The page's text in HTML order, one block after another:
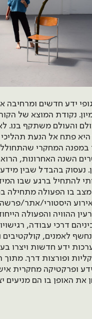
ידע חדשים
נקודת המוצא של
והעולם משתקף בנו.
פתח אל הנעת תהליכי
במפנה המחקרי
השנה האחרונות,
נעסוק בהבדל שבין
להתחיל ברגע שבו
מצב בו הפעולה מתחילה
אירוע היסטורי/אתר/
ההוויה והפעולה
דרכי עבודה,
לאמנים, קולקטיבים
ידע חדשות ויצרו
ופורצות דרך.
ידע ופרקטיקה מחקרית
את האופן בו הם מניעים